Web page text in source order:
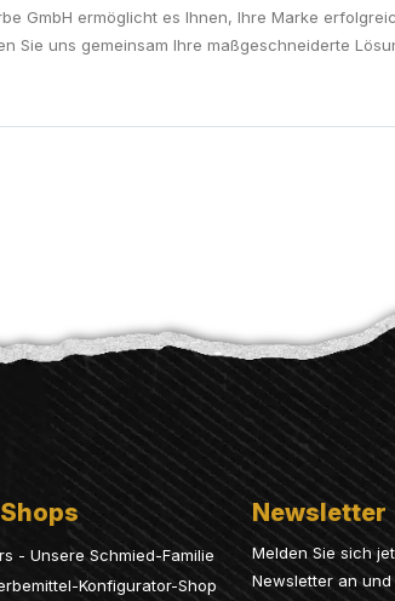
GmbH ermöglicht es Ihnen, Ihre Marke
Sie uns gemeinsam Ihre maßgeschneiderte
- Unsere Schmied-Familie
Konfigurator-Shop
Newsletter
Melden Sie sich
Newsletter an